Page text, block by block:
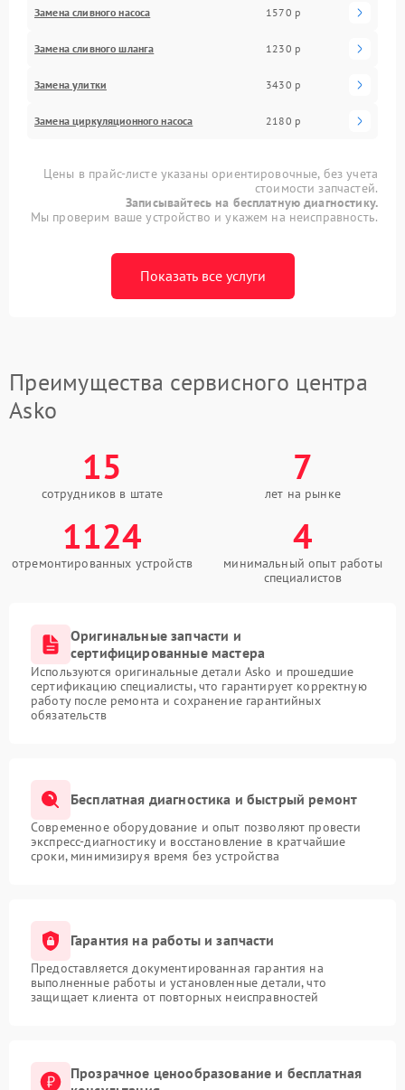
Замена сливного насоса 1570 р
Замена сливного шланга 1230 р
Замена улитки 3430 р
Замена циркуляционного насоса 2180 р
Цены в прайс-листе указаны ориентировочные, без учета
стоимости запчастей.
Записывайтесь на бесплатную диагностику.
Мы проверим ваше устройство и укажем на неисправность.
Показать все услуги
Преимущества сервисного центра
Asko
15
сотрудников в штате
7
лет на рынке
1124
отремонтированных устройств
4
минимальный опыт работы
специалистов
Оригинальные запчасти и
сертифицированные мастера
Используются оригинальные детали Asko и прошедшие
сертификацию специалисты, что гарантирует корректную
работу после ремонта и сохранение гарантийных
обязательств
Бесплатная диагностика и быстрый ремонт
Современное оборудование и опыт позволяют провести
экспресс-диагностику и восстановление в кратчайшие
сроки, минимизируя время без устройства
Гарантия на работы и запчасти
Предоставляется документированная гарантия на
выполненные работы и установленные детали, что
защищает клиента от повторных неисправностей
Прозрачное ценообразование и бесплатная